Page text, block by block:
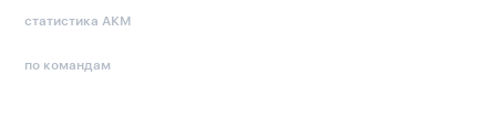
статистика АКМ
по командам